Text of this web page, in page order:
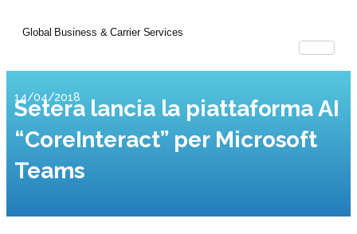
Global Business & Carrier Services
14/04/2018
Setera lancia la piattaforma AI
“CoreInteract” per Microsoft
Teams